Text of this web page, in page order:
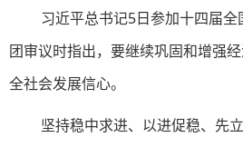
习近平总书记5日参加十四届
团审议时指出，要继续巩固和增强
全社会发展信心。
坚持稳中求进、以进促稳、先